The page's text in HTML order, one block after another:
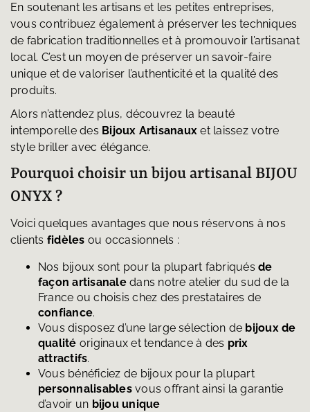
En soutenant les artisans et les petites entreprises,
vous contribuez également à préserver les techniques
de fabrication traditionnelles et à promouvoir l’artisanat
local. C’est un moyen de préserver un savoir-faire
unique et de valoriser l’authenticité et la qualité des
produits.
Alors n’attendez plus, découvrez la beauté
intemporelle des Bijoux Artisanaux et laissez votre
style briller avec élégance.
Pourquoi choisir un bijou artisanal BIJOU
ONYX ?
Voici quelques avantages que nous réservons à nos
clients fidèles ou occasionnels :
Nos bijoux sont pour la plupart fabriquésde
façon artisanaledans notre atelier du sud de la
France ou choisis chez des prestataires de
confiance.
Vous disposez d’une large sélection de bijoux de
qualité originaux et tendance à des prix
attractifs.
Vous bénéficiez de bijoux pour la plupart
personnalisablesvous offrant ainsi la garantie
d’avoir un bijou unique